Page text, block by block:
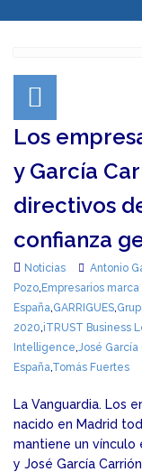
Los
y García
directivos
confianza
Noticias Antonio
Pozo, Empresarios marca
España,GARRIGUES,
2020,iTRUST Business
Intelligence,José García
España,Tomás Fuertes
La Vanguardia. Los
nacido en Madrid
mantiene un vínculo
y José García